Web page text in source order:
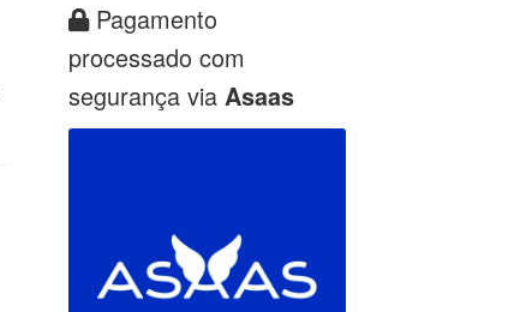
Pagamento
processado com
segurança via Asaas